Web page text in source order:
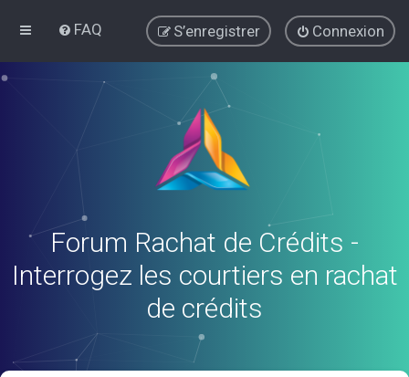
FAQ Connexion
S’enregistrer
Forum Rachat de Crédits -
Interrogez les courtiers en rachat
de crédits